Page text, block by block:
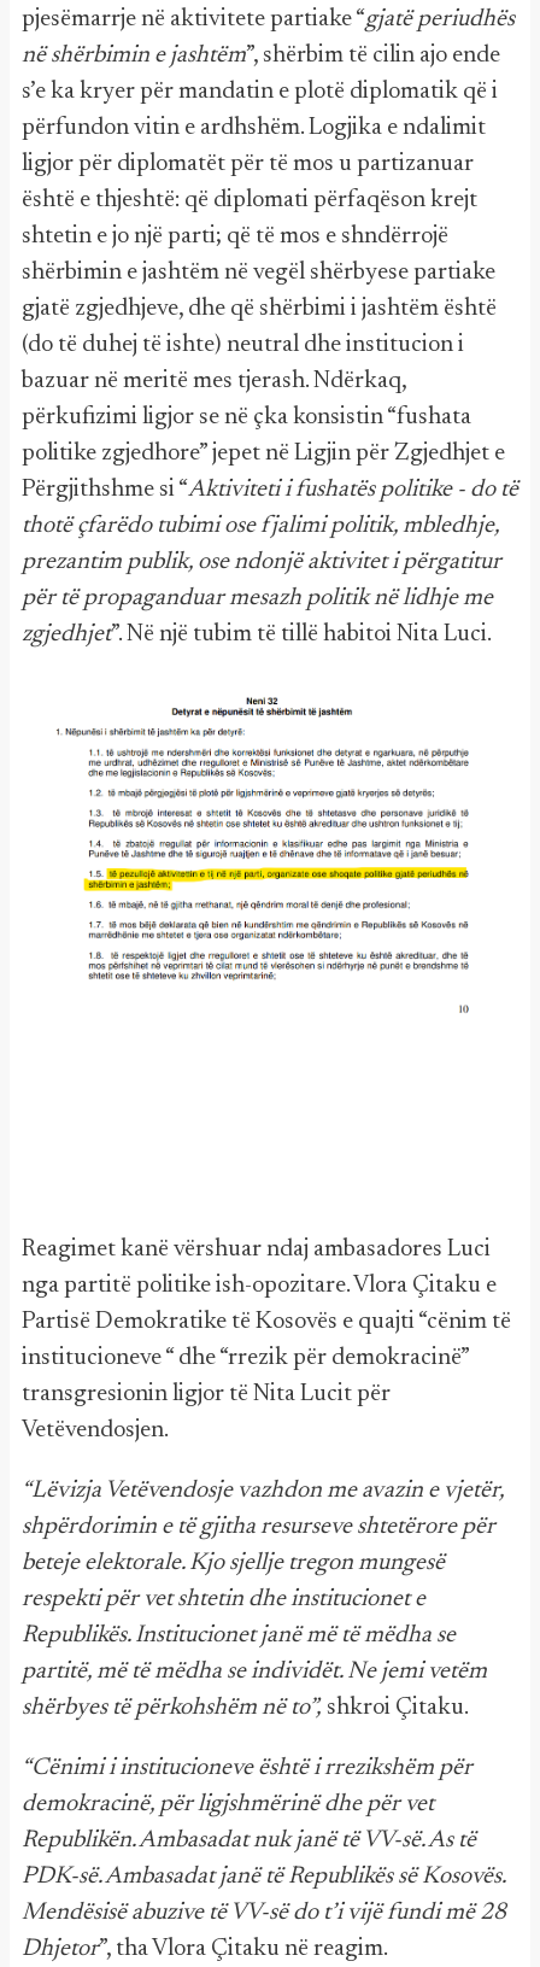
pjesëmarrje në aktivitete partiake “gjatë periudhës
në shërbimin e jashtëm”, shërbim të cilin ajo ende
s’e ka kryer për mandatin e plotë diplomatik që i
përfundon vitin e ardhshëm. Logjika e ndalimit
ligjor për diplomatët për të mos u partizanuar
është e thjeshtë: që diplomati përfaqëson krejt
shtetin e jo një parti; që të mos e shndërrojë
shërbimin e jashtëm në vegël shërbyese partiake
gjatë zgjedhjeve, dhe që shërbimi i jashtëm është
(do të duhej të ishte) neutral dhe institucion i
bazuar në meritë mes tjerash. Ndërkaq,
përkufizimi ligjor se në çka konsistin “fushata
politike zgjedhore” jepet në Ligjin për Zgjedhjet e
Përgjithshme si “Aktiviteti i fushatës politike - do të
thotë çfarëdo tubimi ose fjalimi politik, mbledhje,
prezantim publik, ose ndonjë aktivitet i përgatitur
për të propaganduar mesazh politik në lidhje me
zgjedhjet”. Në një tubim të tillë habitoi Nita Luci.
Reagimet kanë vërshuar ndaj ambasadores Luci
nga partitë politike ish-opozitare. Vlora Çitaku e
Partisë Demokratike të Kosovës e quajti “cënim të
institucioneve “ dhe “rrezik për demokracinë”
transgresionin ligjor të Nita Lucit për
Vetëvendosjen.
“Lëvizja Vetëvendosje vazhdon me avazin e vjetër,
shpërdorimin e të gjitha resurseve shtetërore për
beteje elektorale. Kjo sjellje tregon mungesë
respekti për vet shtetin dhe institucionet e
Republikës. Institucionet janë më të mëdha se
partitë, më të mëdha se individët. Ne jemi vetëm
shërbyes të përkohshëm në to”, shkroi Çitaku.
“Cënimi i institucioneve është i rrezikshëm për
demokracinë, për ligjshmërinë dhe për vet
Republikën. Ambasadat nuk janë të VV-së. As të
PDK-së. Ambasadat janë të Republikës së Kosovës.
Mendësisë abuzive të VV-së do t’i vijë fundi më 28
Dhjetor”, tha Vlora Çitaku në reagim.